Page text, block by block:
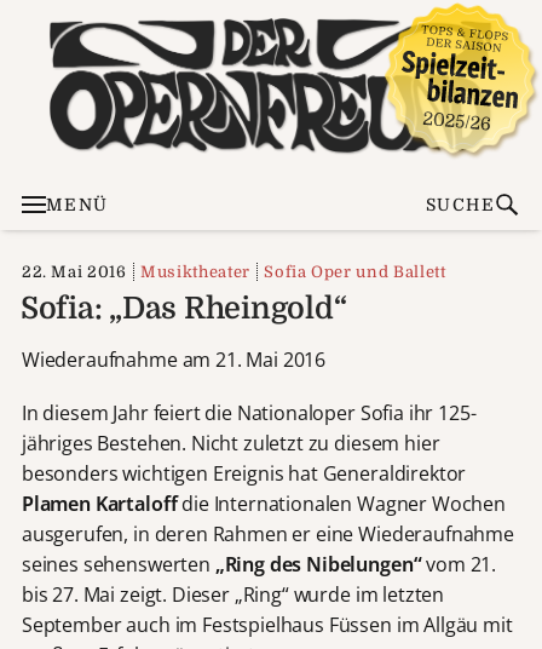
MENÜ SUCHE
22. Mai 2016 Musiktheater Sofia Oper und Ballett
Sofia: „Das Rheingold“
Wiederaufnahme am 21. Mai 2016
In diesem Jahr feiert die Nationaloper Sofia ihr 125-
jähriges Bestehen. Nicht zuletzt zu diesem hier
besonders wichtigen Ereignis hat Generaldirektor
Plamen Kartaloffdie Internationalen Wagner Wochen
ausgerufen, in deren Rahmen er eine Wiederaufnahme
seines sehenswerten „Ring des Nibelungen“vom 21.
bis 27. Mai zeigt. Dieser „Ring“ wurde im letzten
September auch im Festspielhaus Füssen im Allgäu mit